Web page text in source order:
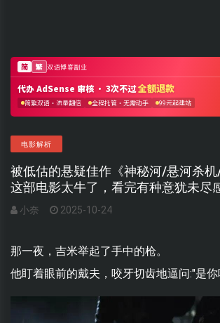
电影解析
被低估的悬疑佳作《神秘河/悬河杀机
这部电影太牛了，看完有种意犹未尽
小奈 2025-10-24
那一夜，吉米举起了手中的枪。
他盯着眼前的戴夫，咬牙切齿地逼问:"是你